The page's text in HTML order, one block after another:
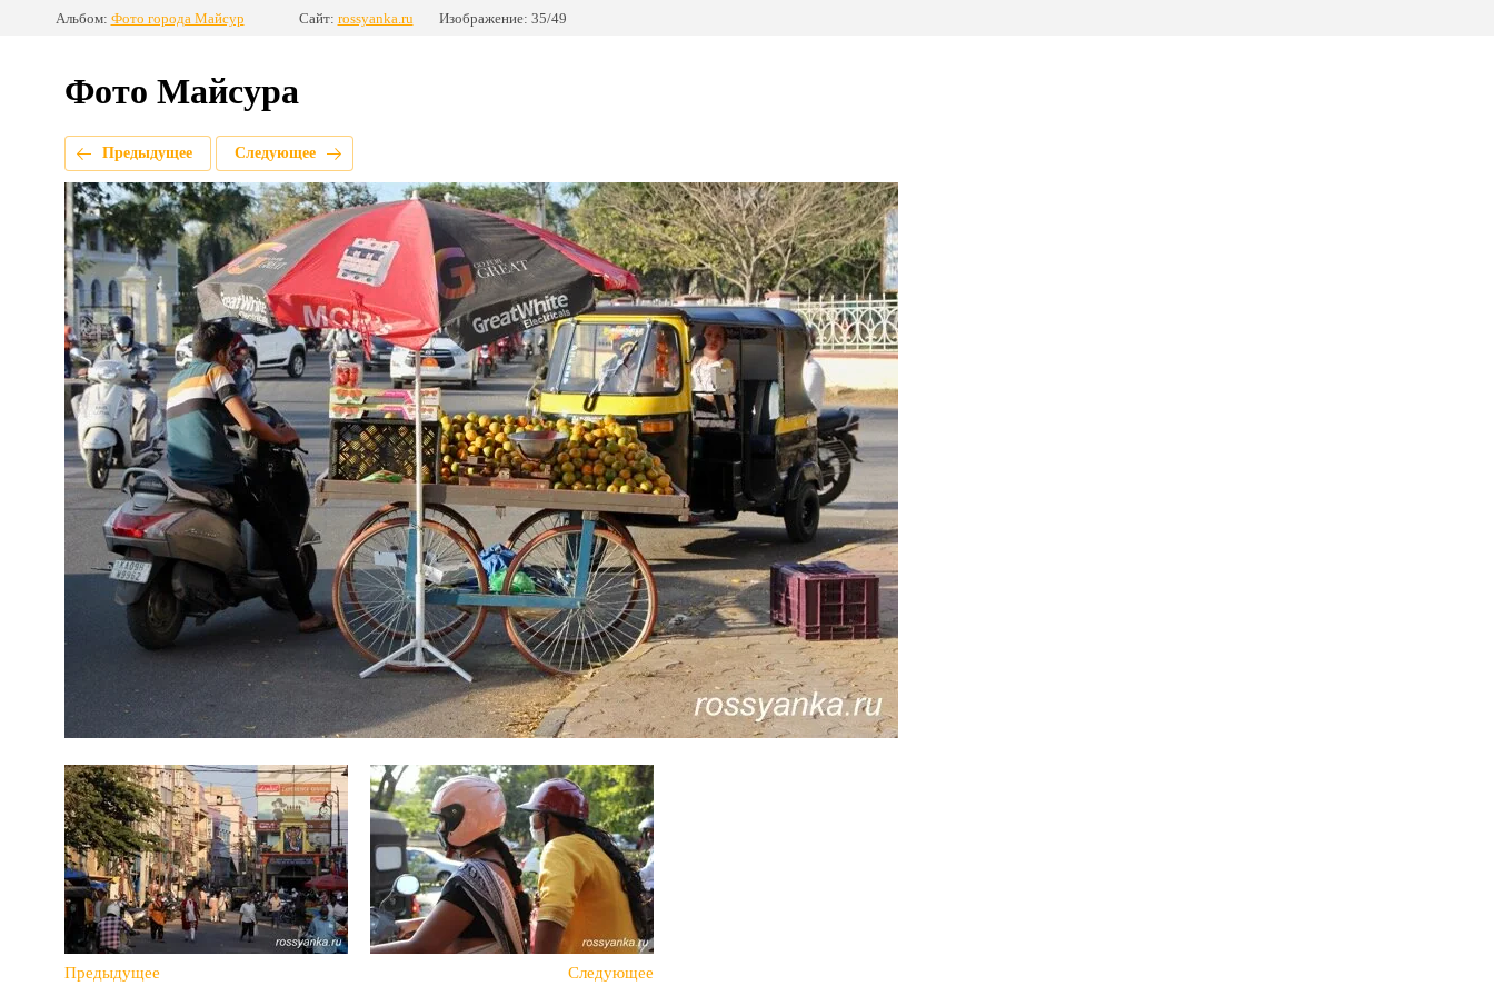
Альбом: Фото города Майсур Сайт: rossyanka.ru Изображение: 35/49
Фото Майсура
Предыдущее Следующее
Предыдущее Следующее